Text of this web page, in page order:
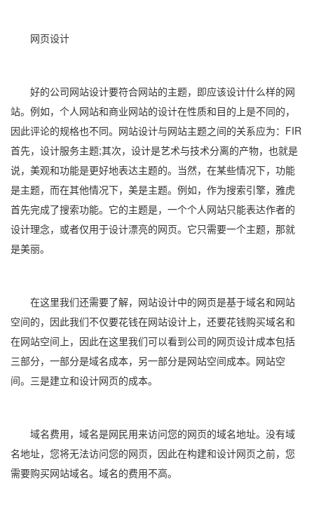
网页设计
好的公司网站设计要符合网站的主题，即应该设计什么样的网
站。例如，个人网站和商业网站的设计在性质和目的上是不同的，
因此评论的规格也不同。网站设计与网站主题之间的关系应为：FIR
首先，设计服务主题;其次，设计是艺术与技术分离的产物，也就是
说，美观和功能是更好地表达主题的。当然，在某些情况下，功能
是主题，而在其他情况下，美是主题。例如，作为搜索引擎，雅虎
首先完成了搜索功能。它的主题是，一个个人网站只能表达作者的
设计理念，或者仅用于设计漂亮的网页。它只需要一个主题，那就
是美丽。
在这里我们还需要了解，网站设计中的网页是基于域名和网站
空间的，因此我们不仅要花钱在网站设计上，还要花钱购买域名和
在网站空间上，因此在这里我们可以看到公司的网页设计成本包括
三部分，一部分是域名成本，另一部分是网站空间成本。网站空
间。三是建立和设计网页的成本。
域名费用，域名是网民用来访问您的网页的域名地址。没有域
名地址，您将无法访问您的网页，因此在构建和设计网页之前，您
需要购买网站域名。域名的费用不高。